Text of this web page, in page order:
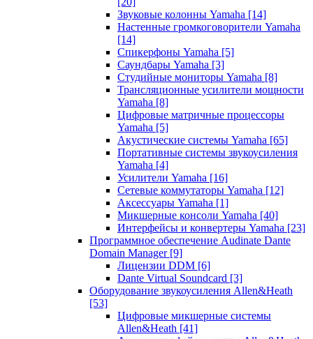
Звуковые колонны Yamaha [14]
Настенные громкоговорители Yamaha
[14]
Спикерфоны Yamaha [5]
Саундбары Yamaha [3]
Студийные мониторы Yamaha [8]
Трансляционные усилители мощности
Yamaha [8]
Цифровые матричные процессоры
Yamaha [5]
Акустические системы Yamaha [65]
Портативные системы звукоусиления
Yamaha [4]
Усилители Yamaha [16]
Сетевые коммутаторы Yamaha [12]
Аксессуары Yamaha [1]
Микшерные консоли Yamaha [40]
Интерфейсы и конвертеры Yamaha [23]
Программное обеспечение Audinate Dante
Domain Manager [9]
Лицензии DDM [6]
Dante Virtual Soundcard [3]
Оборудование звукоусиления Allen&Heath
[53]
Цифровые микшерные системы
Allen&Heath [41]